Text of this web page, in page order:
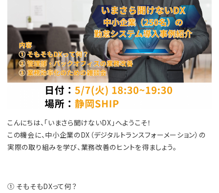
こんにちは、「いまさら聞けないDX」へようこそ！
この機会に、中小企業のDX（デジタルトランスフォーメーション）の
実際の取り組みを学び、業務改善のヒントを得ましょう。
① そもそもDXって何？